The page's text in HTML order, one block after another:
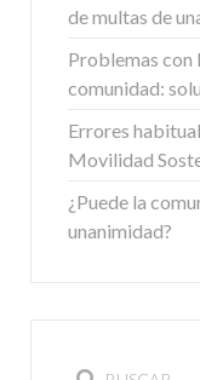
de multas de
Problemas con
comunidad:
Errores
Movilidad
¿Puede la
unanimidad?